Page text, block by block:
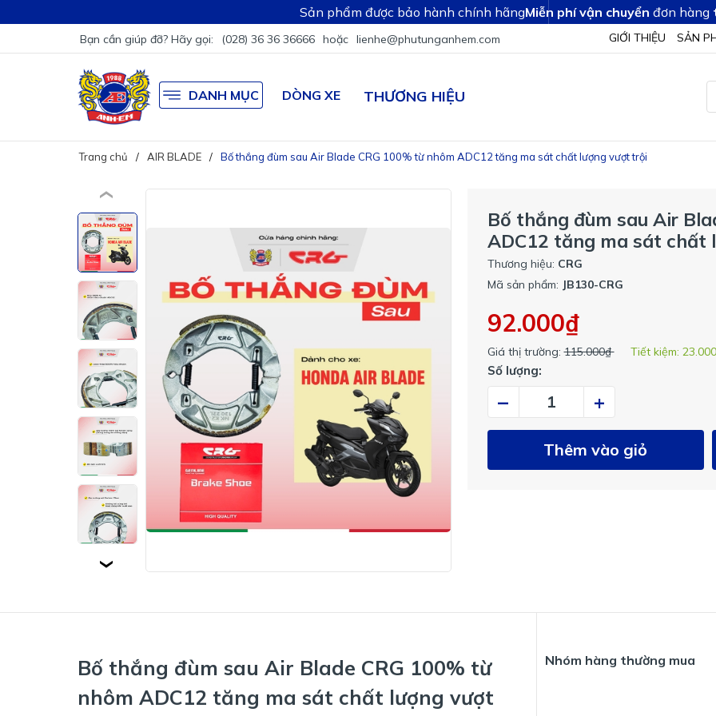
Sản phẩm được bảo hành chính hãngMiễn phí vận chuyển đơn hàng
Bạn cần giúp đỡ? Hãy gọi: (028) 36 36 36666 hoặc lienhe@phutunganhem.com GIỚI THIỆU SẢN
DANH MỤC DÒNG XE THƯƠNG HIỆU
Trang chủ AIR BLADE Bố thắng đùm sau Air Blade CRG 100% từ nhôm ADC12 tăng ma sát chất lượng vượt trội
Bố thắng đùm sau Air
ADC12 tăng ma sát chất
Thương hiệu: CRG
Mã sản phẩm: JB130-CRG
92.000₫
Giá thị trường:115.000₫ Tiết kiệm:
Số lượng:
– +
Thêm vào giỏ
Bố thắng đùm sau Air Blade CRG 100% từ
nhôm ADC12 tăng ma sát chất lượng vượt
Nhóm hàng thường mua